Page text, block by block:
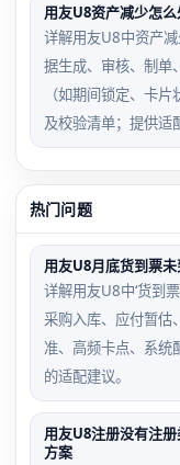
用友U8资产减少怎
详解用友U8中资产
据生成、审核、制单
（如期间锁定、卡
及校验清单；提供适
热门问题
用友U8月底货到票
详解用友U8中‘货到
采购入库、应付暂估
准、高频卡点、系统
的适配建议。
用友U8注册没有注
方案